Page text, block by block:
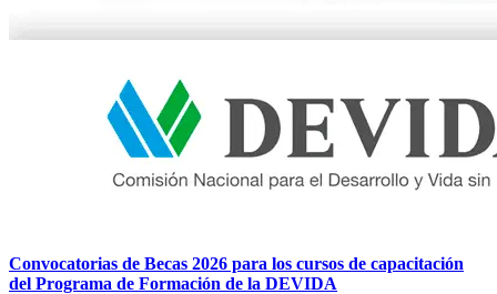
Convocatorias de Becas 2026 para los cursos de capacitación
del Programa de Formación de la DEVIDA